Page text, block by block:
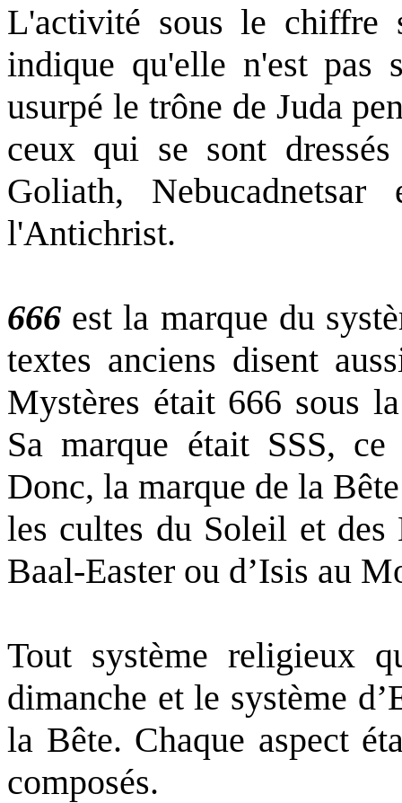
L'activité sous le chiffre
indique qu'elle n'est pas
usurpé le trône de Juda
ceux qui se sont
Goliath,
l'Antichrist.
666 est la marque du
textes anciens disent
Mystères était 666 sous
Sa marque était SSS,
Donc, la marque de la
les cultes du Soleil et des
Baal-Easter ou d’Isis au
Tout système religieux
dimanche et le système
la Bête. Chaque aspect
composés.